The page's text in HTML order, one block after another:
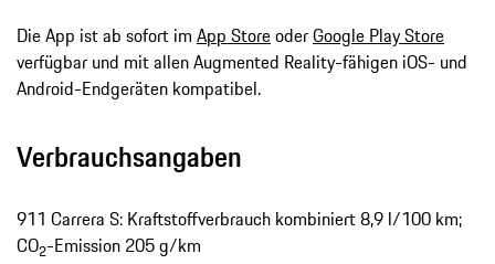
Die App ist ab sofort im App StoreoderGoogle Play Store
verfügbar und mit allen Augmented Reality-fähigen iOS- und
Android-Endgeräten kompatibel.
Verbrauchsangaben
911 Carrera S: Kraftstoffverbrauch kombiniert 8,9 l/100 km;
CO2-Emission 205 g/km